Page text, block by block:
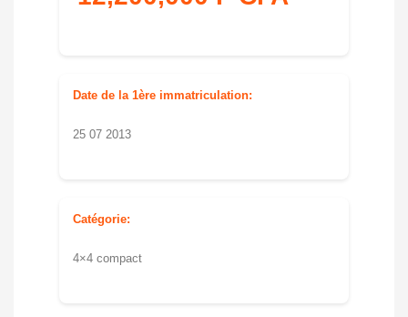
Date de la 1ère immatriculation:
25 07 2013
Catégorie:
4×4 compact